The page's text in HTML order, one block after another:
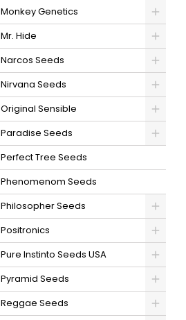
Monkey Genetics
Mr. Hide
Narcos Seeds
Nirvana Seeds
Original Sensible
Paradise Seeds
Perfect Tree Seeds
Phenomenom Seeds
Philosopher Seeds
Positronics
Pure Instinto Seeds USA
Pyramid Seeds
Reggae Seeds